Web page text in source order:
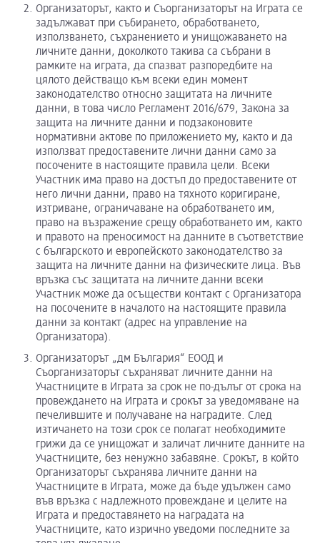
Организаторът, както и Съорганизаторът на Играта се
задължават при събирането, обработването,
използването, съхранението и унищожаването на
личните данни, доколкото такива са събрани в
рамките на играта, да спазват разпоредбите на
цялото действащо към всеки един момент
законодателство относно защитата на личните
данни, в това число Регламент 2016/679, Закона за
защита на личните данни и подзаконовите
нормативни актове по приложението му, както и да
използват предоставените лични данни само за
посочените в настоящите правила цели. Всеки
Участник има право на достъп до предоставените от
него лични данни, право на тяхното коригиране,
изтриване, ограничаване на обработването им,
право на възражение срещу обработването им, както
и правото на преносимост на данните в съответствие
с българското и европейското законодателство за
защита на личните данни на физическите лица. Във
връзка със защитата на личните данни всеки
Участник може да осъществи контакт с Организатора
на посочените в началото на настоящите правила
данни за контакт (адрес на управление на
Организатора).
Организаторът „дм България“ ЕООД и
Съорганизаторът съхраняват личните данни на
Участниците в Играта за срок не по-дълъг от срока на
провеждането на Играта и срокът за уведомяване на
печелившите и получаване на наградите. След
изтичането на този срок се полагат необходимите
грижи да се унищожат и заличат личните данните на
Участниците, без ненужно забавяне. Срокът, в който
Организаторът съхранява личните данни на
Участниците в Играта, може да бъде удължен само
във връзка с надлежното провеждане и целите на
Играта и предоставянето на наградата на
Участниците, като изрично уведоми последните за